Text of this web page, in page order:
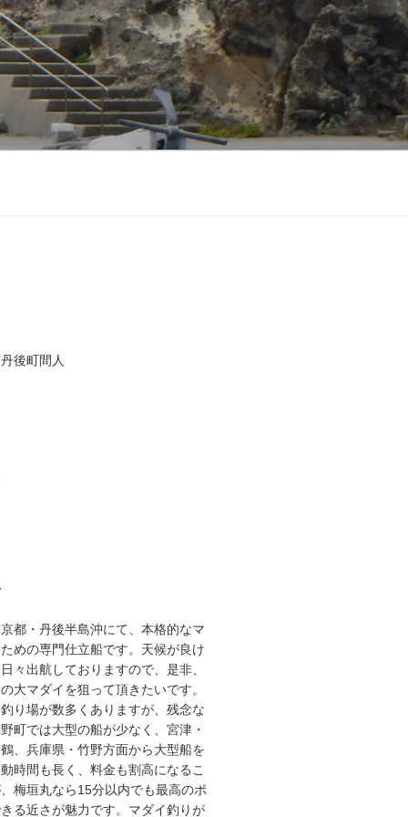
後町間人
都・丹後半島沖にて、本格的なマ
めの専門仕立船です。天候が良け
々出航しておりますので、是非、
大マダイを狙って頂きたいです。
り場が数多くありますが、残念な
町では大型の船が少なく、宮津・
、兵庫県・竹野方面から大型船を
時間も長く、料金も割高になるこ
梅垣丸なら15分以内でも最高のポ
る近さが魅力です。マダイ釣りが